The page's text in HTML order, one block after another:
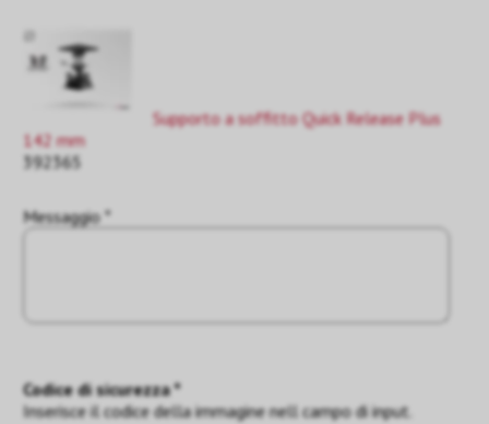
Supporto a soffitto Quick Release Plus
142 mm
392365
Messaggio *
Codice di sicurezza *
Inserisce il codice della immagine nell campo di input.